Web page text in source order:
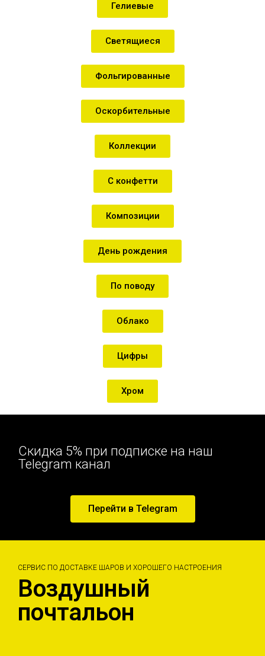
Гелиевые
Светящиеся
Фольгированные
Оскорбительные
Коллекции
С конфетти
Композиции
День рождения
По поводу
Облако
Цифры
Хром
Скидка 5% при подписке на наш
Telegram канал
Перейти в Telegram
СЕРВИС ПО ДОСТАВКЕ ШАРОВ И ХОРОШЕГО НАСТРОЕНИЯ
Воздушный
почтальон